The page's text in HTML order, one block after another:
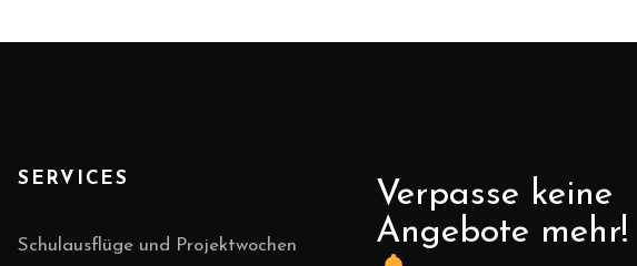
SERVICES
Schulausflüge und Projektwochen
Verpasse keine
Angebote mehr!